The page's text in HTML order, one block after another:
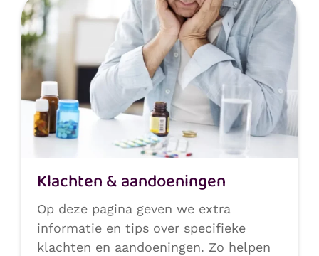
Klachten & aandoeningen
Op deze pagina geven we extra
informatie en tips over specifieke
klachten en aandoeningen. Zo helpen